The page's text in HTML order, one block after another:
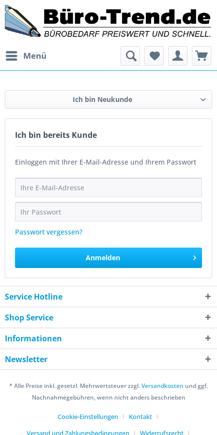
Menü
Ich bin Neukunde
Ich bin bereits Kunde
Einloggen mit Ihrer E-Mail-Adresse und Ihrem Passwort
Passwort vergessen?
Anmelden
Service Hotline
Shop Service
Informationen
Newsletter
* Alle Preise inkl. gesetzl. Mehrwertsteuer zzgl.Versandkosten und ggf.
Nachnahmegebühren, wenn nicht anders beschrieben
Cookie-Einstellungen
Kontakt
Versand und Zahlungsbedingungen
Widerrufsrecht